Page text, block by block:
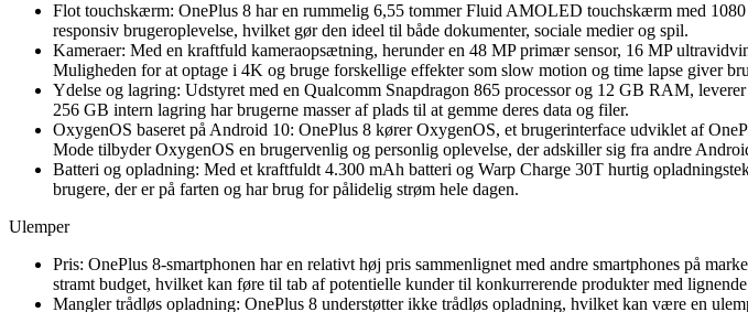
Flot touchskærm: OnePlus 8 har en rummelig 6,55 tommer Fluid AMOLED touchskærm med
responsiv brugeroplevelse, hvilket gør den ideel til både dokumenter, sociale medier og spil.
Kameraer: Med en kraftfuld kameraopsætning, herunder en 48 MP primær sensor, 16 MP
Muligheden for at optage i 4K og bruge forskellige effekter som slow motion og time lapse giver
Ydelse og lagring: Udstyret med en Qualcomm Snapdragon 865 processor og 12 GB RAM,
256 GB intern lagring har brugerne masser af plads til at gemme deres data og filer.
OxygenOS baseret på Android 10: OnePlus 8 kører OxygenOS, et brugerinterface udviklet af
Mode tilbyder OxygenOS en brugervenlig og personlig oplevelse, der adskiller sig fra andre
Batteri og opladning: Med et kraftfuldt 4.300 mAh batteri og Warp Charge 30T hurtig
brugere, der er på farten og har brug for pålidelig strøm hele dagen.
Ulemper
Pris: OnePlus 8-smartphonen har en relativt høj pris sammenlignet med andre smartphones på
stramt budget, hvilket kan føre til tab af potentielle kunder til konkurrerende produkter med
Mangler trådløs opladning: OnePlus 8 understøtter ikke trådløs opladning, hvilket kan være en